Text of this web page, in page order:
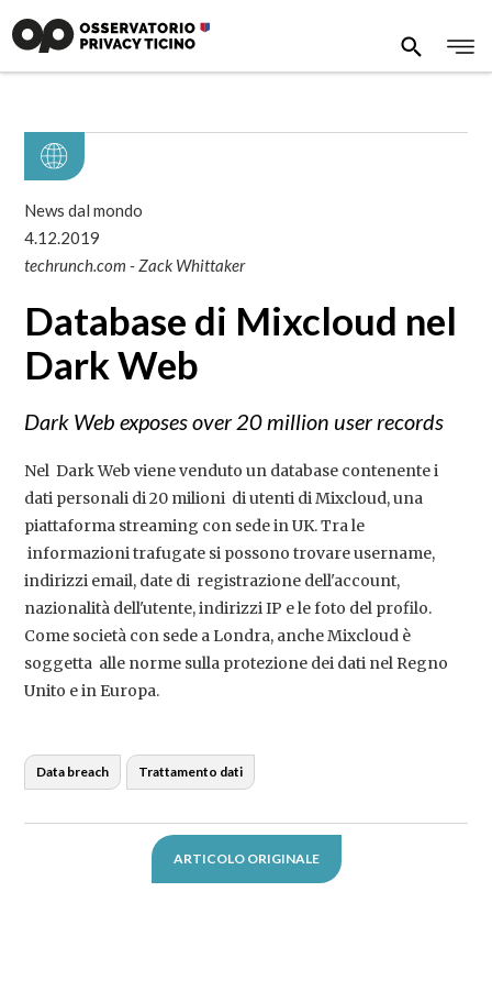
News dal mondo
4.12.2019
techrunch.com - Zack Whittaker
Database di Mixcloud nel
Dark Web
Dark Web exposes over 20 million user records
Nel Dark Web viene venduto un database contenente i
dati personali di 20 milioni di utenti di Mixcloud, una
piattaforma streaming con sede in UK. Tra le
informazioni trafugate si possono trovare username,
indirizzi email, date di registrazione dell'account,
nazionalità dell'utente, indirizzi IP e le foto del profilo.
Come società con sede a Londra, anche Mixcloud è
soggetta alle norme sulla protezione dei dati nel Regno
Unito e in Europa.
Data breach Trattamento dati
ARTICOLO ORIGINALE